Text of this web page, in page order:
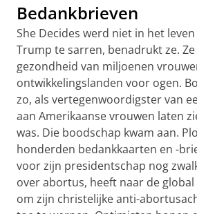
Bedankbrieven
She Decides werd niet in het
Trump te sarren, benadrukt ze.
gezondheid van miljoenen
ontwikkelingslanden voor ogen.
zo, als vertegenwoordigster van
aan Amerikaanse vrouwen laten
was. Die boodschap kwam aan.
honderden bedankkaarten en -
voor zijn presidentschap nog
over abortus, heeft naar de
om zijn christelijke anti-